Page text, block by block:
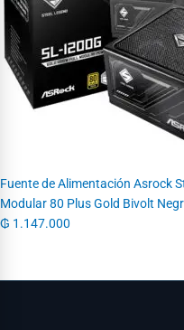
Fuente de Alimentación Asrock
Modular 80 Plus Gold Bivolt
₲ 1.147.000